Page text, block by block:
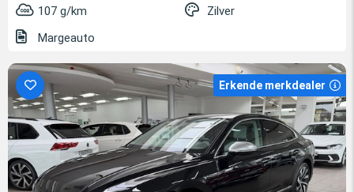
107 g/km
Zilver
Margeauto
Erkende merkdealer